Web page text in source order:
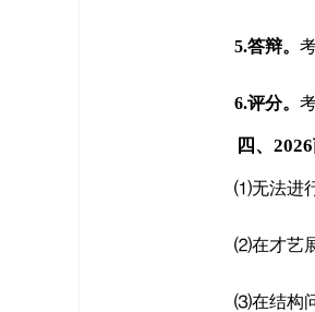
5.答辩。
6.评分。
四、
⑴无法进
⑵在才艺
⑶在结构